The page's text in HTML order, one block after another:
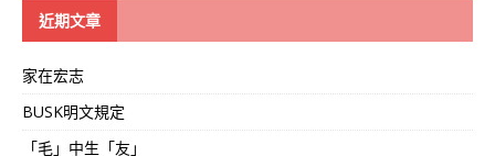
近期文章
家在宏志
BUSK明文規定
「毛」中生「友」